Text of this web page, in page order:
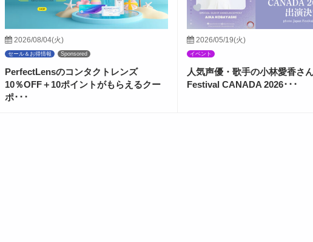
2026/08/04(火)
セール＆お得情報 Sponsored
PerfectLensのコンタクトレンズ
10％OFF＋10ポイントがもらえるクー
ポ･･･
2026/05/19(火)
イベント
人気声優・歌手の小林愛香さ
Festival CANADA 2026･･･